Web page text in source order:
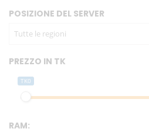
POSIZIONE DEL SERVER
Tutte le regioni
PREZZO IN TK
TK0
RAM: